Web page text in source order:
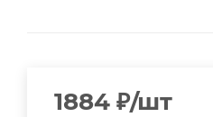
1884 ₽/шт